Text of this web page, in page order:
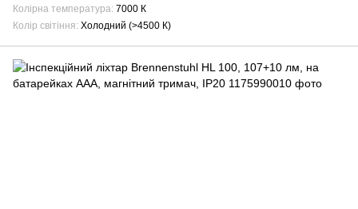
Колірна температура 7000 К
Колір світіння Холодний (>4500 К)